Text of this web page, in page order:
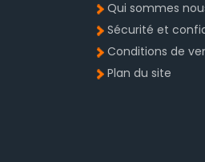
Qui sommes
Sécurité et
Conditions de
Plan du site